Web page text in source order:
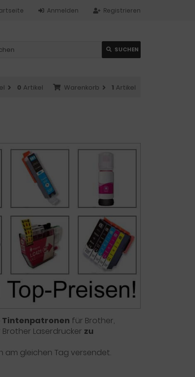
Registrieren
Anmelden
SUCHEN
Warenkorb 1 Artikel
0 Artikel
für Brother,
Laserdrucker zu
am gleichen Tag versendet.